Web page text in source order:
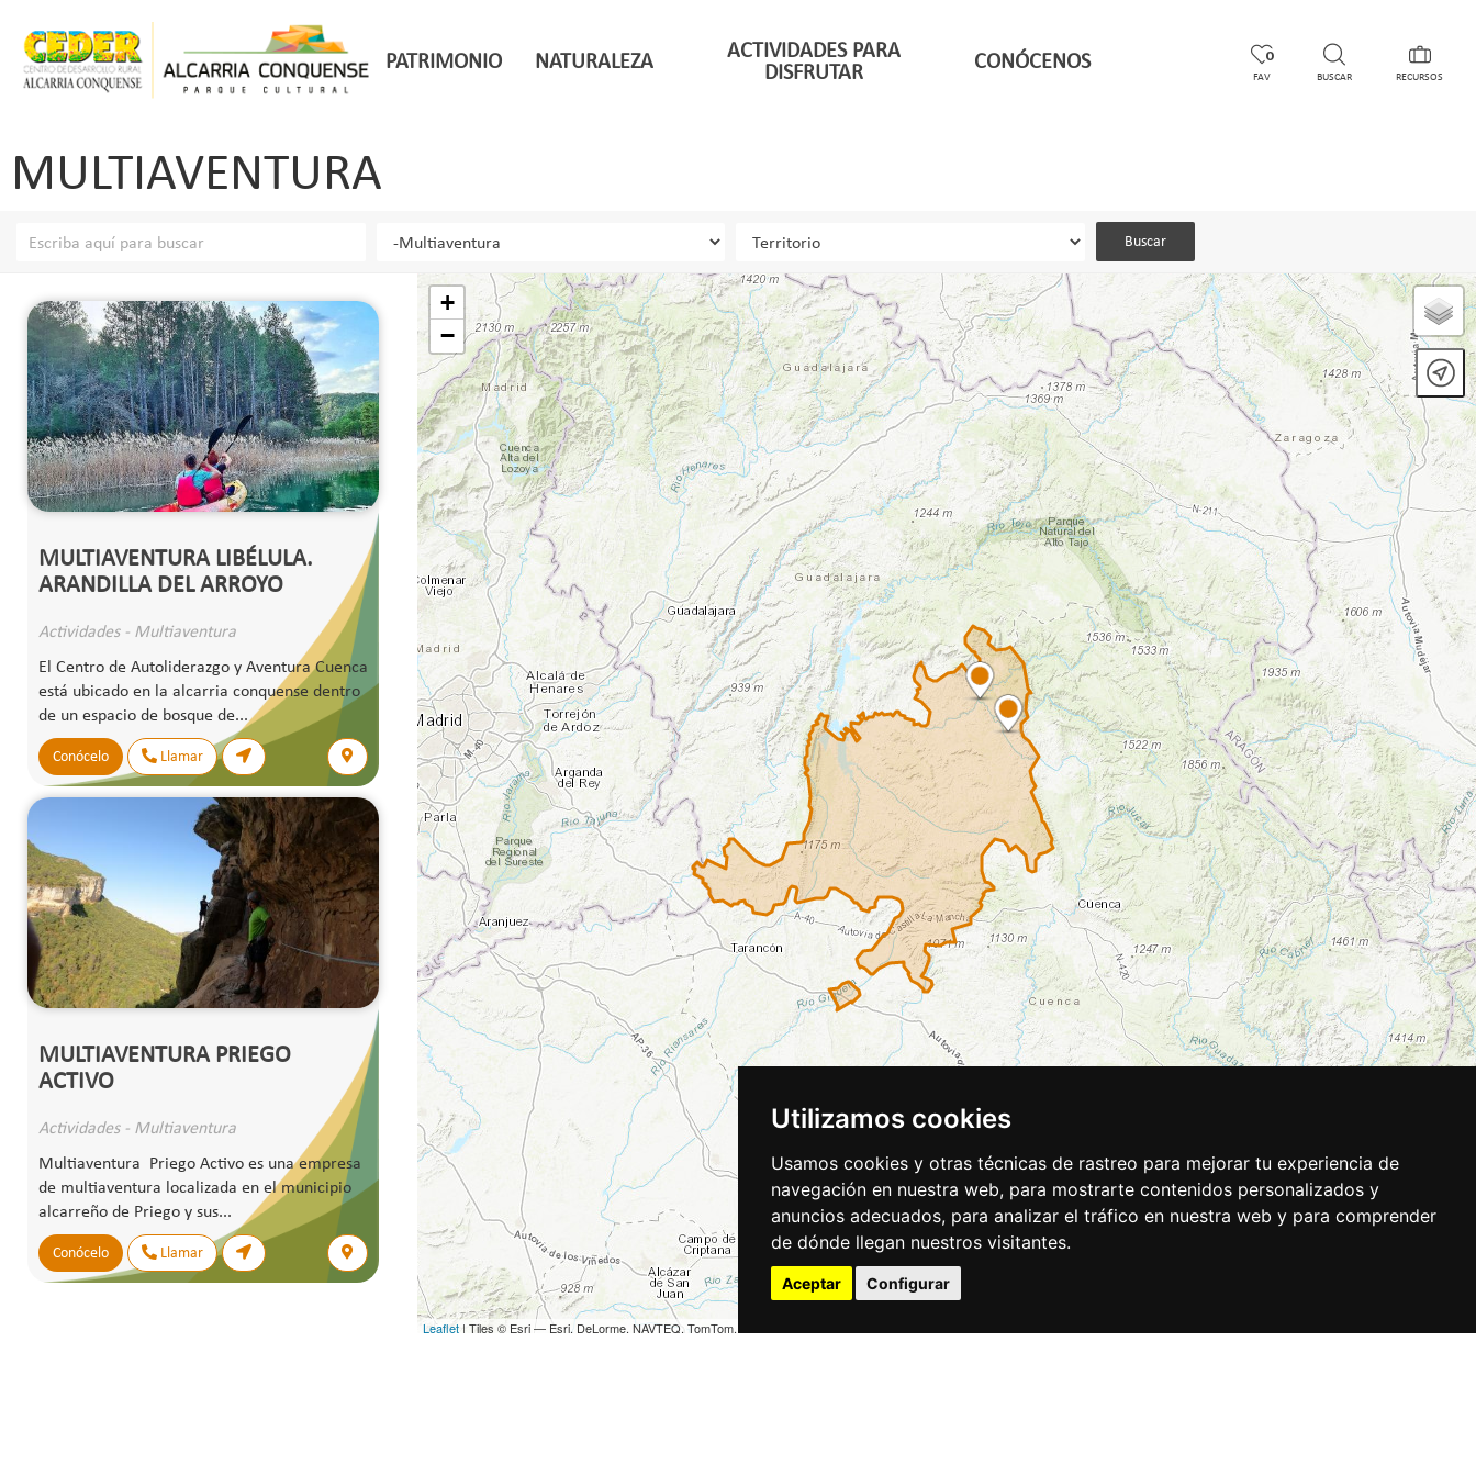
Utilizamos cookies
Usamos cookies y otras técnicas de rastreo para mejorar tu experiencia de
navegación en nuestra web, para mostrarte contenidos personalizados y
anuncios adecuados, para analizar el tráfico en nuestra web y para comprender
de dónde llegan nuestros visitantes.
Aceptar Configurar
0
FAV BUSCAR RECURSOS
PATRIMONIO NATURALEZA
ACTIVIDADES PARA
DISFRUTAR
CONÓCENOS
MULTIAVENTURA
MULTIAVENTURA LIBÉLULA.
ARANDILLA DEL ARROYO
Actividades - Multiaventura
El Centro de Autoliderazgo y Aventura Cuenca
está ubicado en la alcarria conquense dentro
de un espacio de bosque de...
Conócelo Llamar
MULTIAVENTURA PRIEGO
ACTIVO
Actividades - Multiaventura
Multiaventura Priego Activo es una empresa
de multiaventura localizada en el municipio
alcarreño de Priego y sus...
Conócelo Llamar
+
−
Leaflet | Tiles © Esri — Esri, DeLorme, NAVTEQ, TomTom, Intermap, iPC, USGS, FAO, NPS, NRCAN, GeoBase, Kadaster NL, Ordnance Survey, Esri Japan, METI, Esri China (Hong Kong), and